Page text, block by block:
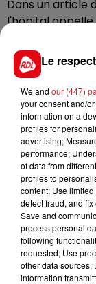
Dans un article
l'hôpital appelle
Une cellule
les collègues
FIL
Le
We and our (447)
your consent and/
information on a
profiles for
advertising;
performance;
of data from
profiles to
content; Use
detect fraud, and
Save and
process personal
following
requested; Use
other data sources;
information